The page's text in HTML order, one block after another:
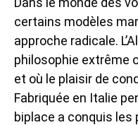
certains modèles
approche radicale. L’
philosophie extrême
et où le plaisir de
Fabriquée en Italie
biplace a conquis les